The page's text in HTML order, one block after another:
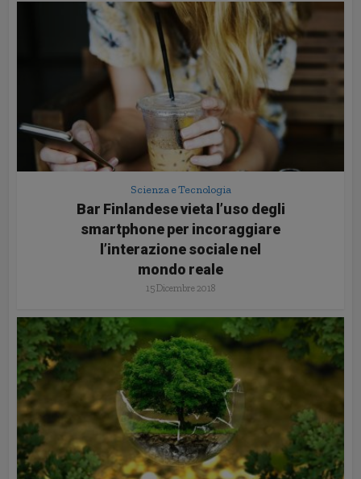
Scienza e Tecnologia
Bar Finlandese vieta l’uso degli
smartphone per incoraggiare
l’interazione sociale nel
mondo reale
15 Dicembre 2018